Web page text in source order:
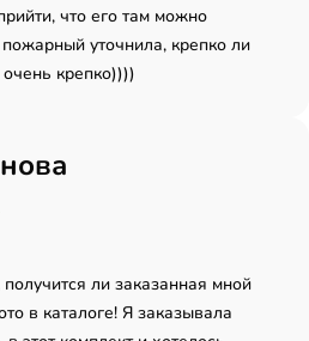
что его там можно
уточнила, крепко ли
крепко))))
ли заказанная мной
в каталоге! Я заказывала